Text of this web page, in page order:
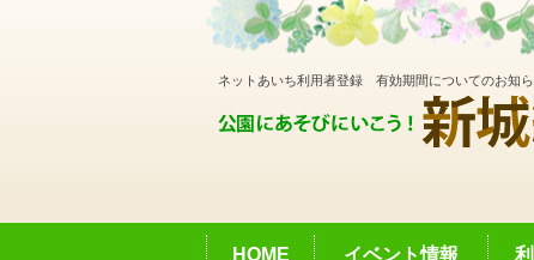
ネットあいち利用者登録 有効期間についてのお知
HOME イベント情報